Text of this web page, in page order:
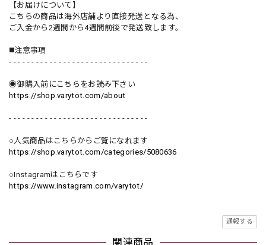
【お届けについて】
こちらの商品は海外店舗より直接発送となる為、
ご入金から2週間から4週間前後で発送致します。
◼️注意事項
- - - - - - - - - - - - - - - - - - - - - - - - - - - - - - -
◉御購入前にこちらをお読み下さい
https://shop.varytot.com/about
- - - - - - - - - - - - - - - - - - - - - - - - - - - - - - -
○人気商品はこちらからご覧になれます
https://shop.varytot.com/categories/5080636
○Instagramはこちらです
https://www.instagram.com/varytot/
通報する
関連商品